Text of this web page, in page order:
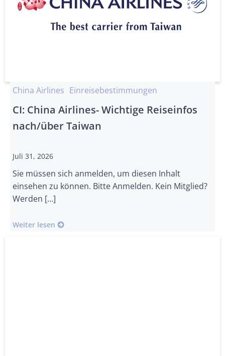
China Airlines Einreisebestimmungen
CI: China Airlines- Wichtige Reiseinfos
nach/über Taiwan
Juli 31, 2026
Sie müssen sich anmelden, um diesen Inhalt
einsehen zu können. Bitte Anmelden. Kein Mitglied?
Werden […]
Weiter lesen